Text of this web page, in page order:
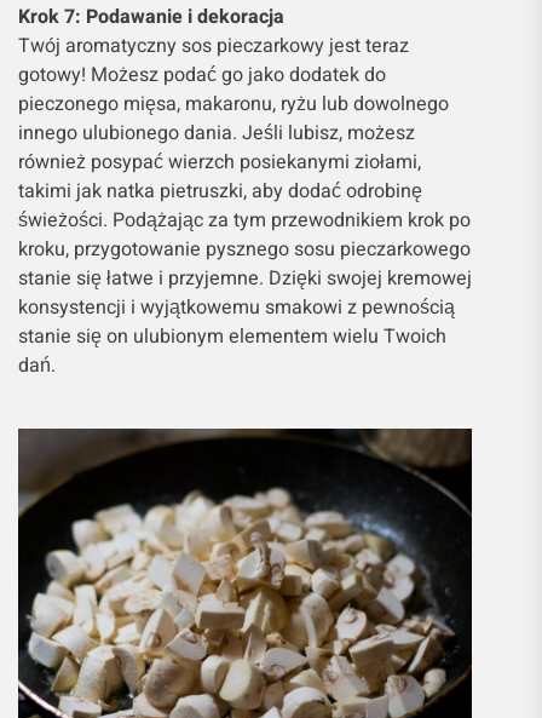
Krok 7: Podawanie i dekoracja
Twój aromatyczny sos pieczarkowy jest teraz
gotowy! Możesz podać go jako dodatek do
pieczonego mięsa, makaronu, ryżu lub dowolnego
innego ulubionego dania. Jeśli lubisz, możesz
również posypać wierzch posiekanymi ziołami,
takimi jak natka pietruszki, aby dodać odrobinę
świeżości. Podążając za tym przewodnikiem krok po
kroku, przygotowanie pysznego sosu pieczarkowego
stanie się łatwe i przyjemne. Dzięki swojej kremowej
konsystencji i wyjątkowemu smakowi z pewnością
stanie się on ulubionym elementem wielu Twoich
dań.